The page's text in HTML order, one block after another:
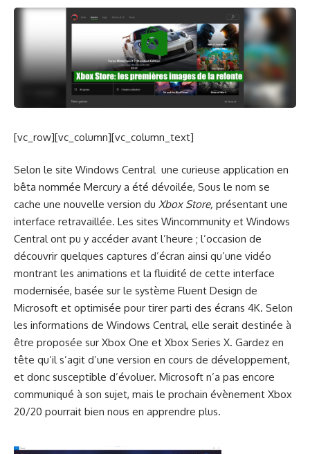
[vc_row][vc_column][vc_column_text]
Selon le site Windows Central une curieuse application en
bêta nommée Mercury a été dévoilée, Sous le nom se
cache une nouvelle version du Xbox Store, présentant une
interface retravaillée. Les sites Wincommunity et Windows
Central ont pu y accéder avant l’heure ; l’occasion de
découvrir quelques captures d’écran ainsi qu’une vidéo
montrant les animations et la fluidité de cette interface
modernisée, basée sur le système Fluent Design de
Microsoft et optimisée pour tirer parti des écrans 4K. Selon
les informations de Windows Central, elle serait destinée à
être proposée sur Xbox One et Xbox Series X. Gardez en
tête qu’il s’agit d’une version en cours de développement,
et donc susceptible d’évoluer. Microsoft n’a pas encore
communiqué à son sujet, mais le prochain évènement Xbox
20/20 pourrait bien nous en apprendre plus.